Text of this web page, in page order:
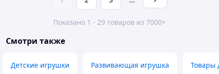
Показано 1 - 29 товаров из 7000+
Смотри также
Детские игрушки Развивающая игрушка Товары